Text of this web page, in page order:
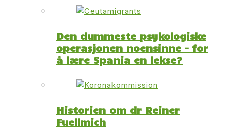
Den dummeste psykologiske
operasjonen noensinne – for
å lære Spania en lekse?
Historien om dr Reiner
Fuellmich